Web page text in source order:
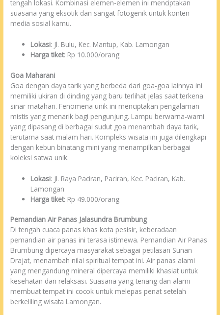
tengah lokasi. Kombinasi elemen-elemen ini menciptakan
suasana yang eksotik dan sangat fotogenik untuk konten
media sosial kamu.
Lokasi: Jl. Bulu, Kec. Mantup, Kab. Lamongan
Harga tiket: Rp 10.000/orang
Goa Maharani
Goa dengan daya tarik yang berbeda dari goa-goa lainnya ini
memiliki ukiran di dinding yang baru terlihat jelas saat terkena
sinar matahari. Fenomena unik ini menciptakan pengalaman
mistis yang menarik bagi pengunjung. Lampu berwarna-warni
yang dipasang di berbagai sudut goa menambah daya tarik,
terutama saat malam hari. Kompleks wisata ini juga dilengkapi
dengan kebun binatang mini yang menampilkan berbagai
koleksi satwa unik.
Lokasi: Jl. Raya Paciran, Paciran, Kec. Paciran, Kab.
Lamongan
Harga tiket: Rp 49.000/orang
Pemandian Air Panas Jalasundra Brumbung
Di tengah cuaca panas khas kota pesisir, keberadaan
pemandian air panas ini terasa istimewa. Pemandian Air Panas
Brumbung dipercaya masyarakat sebagai petilasan Sunan
Drajat, menambah nilai spiritual tempat ini. Air panas alami
yang mengandung mineral dipercaya memiliki khasiat untuk
kesehatan dan relaksasi. Suasana yang tenang dan alami
membuat tempat ini cocok untuk melepas penat setelah
berkeliling wisata Lamongan.